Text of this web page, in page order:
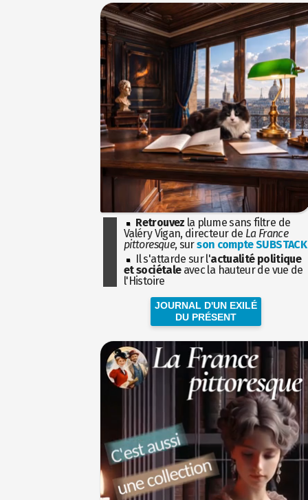
Retrouvez la plume sans filtre de
Valéry Vigan, directeur de La France
pittoresque, surson compte SUBSTACK
Il s'attarde sur l'actualité politique
et sociétaleavec la hauteur de vue de
l'Histoire
JOURNAL D'UN EXILÉ
DU PRÉSENT